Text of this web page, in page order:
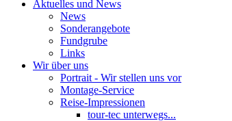
Aktuelles und News
News
Sonderangebote
Fundgrube
Links
Wir über uns
Portrait - Wir stellen uns vor
Montage-Service
Reise-Impressionen
tour-tec unterwegs...